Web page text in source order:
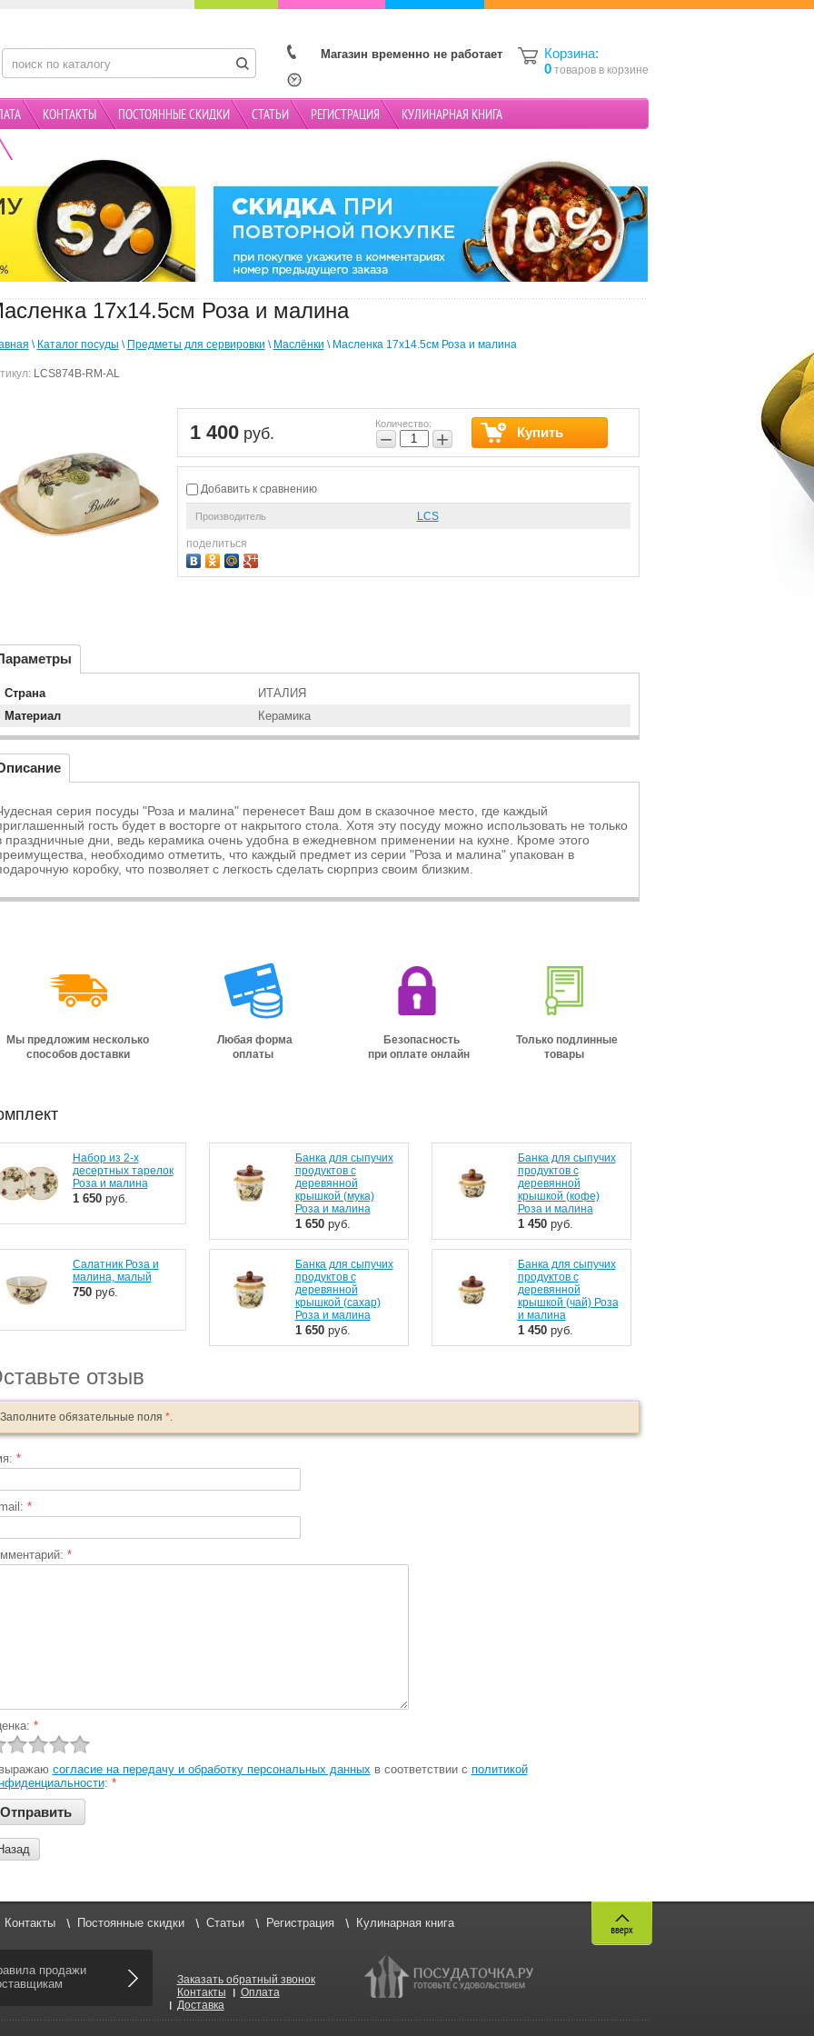
Магазин временно не работает
КОНТАКТЫ ПОСТОЯННЫЕ СКИДКИ СТАТЬИ РЕГИСТРАЦИЯ
КУЛИНАРНАЯ КНИГА
Корзина:
0товаров в корзине
17х14.5см Роза и малина
\ Каталог посуды \ Предметы для сервировки \ Маслёнки \ Масленка 17х14.5см Роза и малина
LCS874B-RM-AL
1 400руб.
Количество:
− + Купить
Добавить к сравнению
Производитель LCS
поделиться
Страна
ИТАЛИЯ
Материал
Керамика
серия посуды "Роза и малина" перенесет Ваш дом в сказочное место, где каждый
гость будет в восторге от накрытого стола. Хотя эту посуду можно использовать не только
праздничные дни, ведь керамика очень удобна в ежедневном применении на кухне. Кроме этого
необходимо отметить, что каждый предмет из серии "Роза и малина" упакован в
коробку, что позволяет с легкость сделать сюрприз своим близким.
Мы предложим несколько
способов доставки
Любая форма
оплаты
Безопасность
при оплате онлайн
Только подлинные
товары
Набор из 2-х
десертных тарелок
Роза и малина
1 650руб.
Банка для сыпучих
продуктов с
деревянной
крышкой (мука)
Роза и малина
1 650руб.
Банка для сыпучих
продуктов с
деревянной
крышкой (кофе)
Роза и малина
1 450руб.
Салатник Роза и
малина, малый
750руб.
Банка для сыпучих
продуктов с
деревянной
крышкой (сахар)
Роза и малина
1 650руб.
Банка для сыпучих
продуктов с
деревянной
крышкой (чай) Роза
и малина
1 450руб.
отзыв
Заполните обязательные поля *.
*
*
*
*
согласие на передачу и обработку персональных данныхв соответствии с политикой
: *
кружки Зверята с
Полная сервировка стола,
давно искали?
Серия Ваз для Вашего дома!
На любой вкус
Набор для чай в подарочной
упаковке нужен тебе? Жми!
Контакты Постоянные скидки Статьи Регистрация
Кулинарная книга
Заказать обратный звонок
Контакты
Оплата
Доставка
продажи